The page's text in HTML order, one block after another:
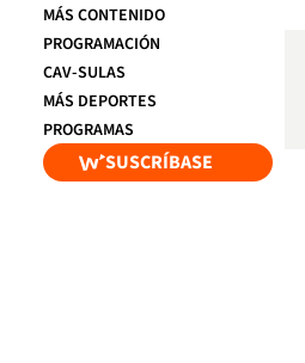
MÁS CONTENIDO
PROGRAMACIÓN
CAV-SULAS
MÁS DEPORTES
PROGRAMAS
SUSCRÍBASE